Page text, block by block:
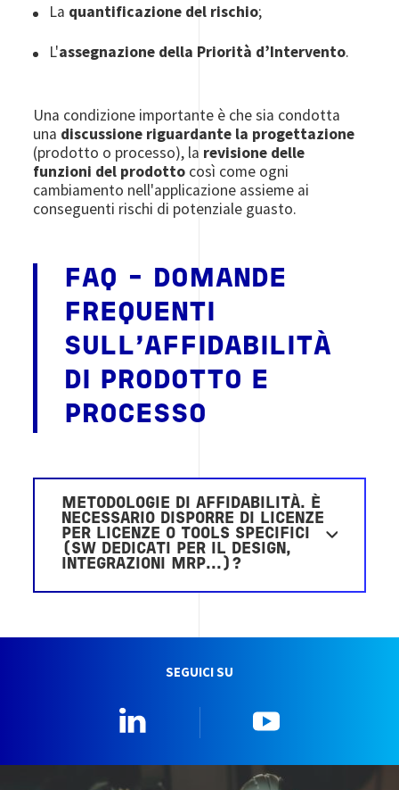
La quantificazione del rischio;
L'assegnazione della Priorità d’Intervento.
Una condizione importante è che sia condotta
una discussione riguardante la progettazione
(prodotto o processo), la revisione delle
funzioni del prodotto così come ogni
cambiamento nell'applicazione assieme ai
conseguenti rischi di potenziale guasto.
FAQ - DOMANDE
FREQUENTI
SULL'AFFIDABILITÀ
DI PRODOTTO E
PROCESSO
METODOLOGIE DI AFFIDABILITÀ. È
NECESSARIO DISPORRE DI LICENZE
PER LICENZE O TOOLS SPECIFICI
(SW DEDICATI PER IL DESIGN,
INTEGRAZIONI MRP...)?
SEGUICI SU